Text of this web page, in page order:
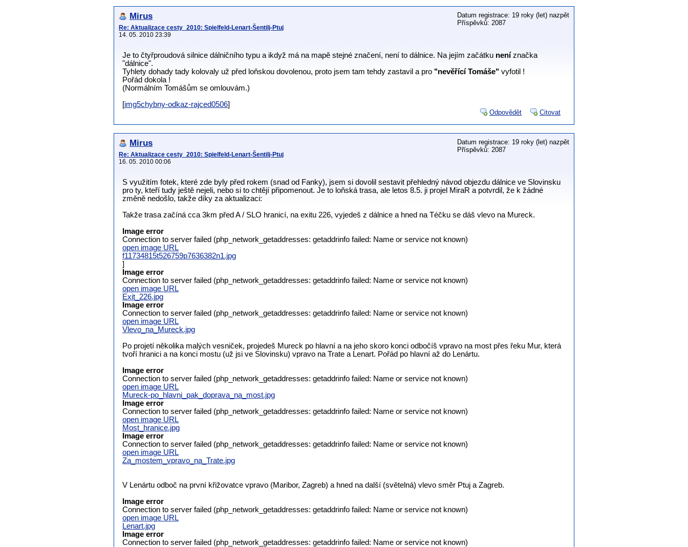
Mirus
Re: Aktualizace cesty_2010: Spielfeld-Lenart-Šentilj-Ptuj
14. 05. 2010 23:39
Datum registrace: 19 roky (let) nazpět
Příspěvků: 2087
Je to čtyřproudová silnice dálničního typu a ikdyž má na mapě stejné značení, není to dálnice. Na jejím začátku není značka
"dálnice".
Tyhlety dohady tady kolovaly už před loňskou dovolenou, proto jsem tam tehdy zastavil a pro "nevěřící Tomáše" vyfotil !
Pořád dokola !
(Normálním Tomášům se omlouvám.)
[img5chybny-odkaz-rajced0506]
Odpovědět Citovat
Mirus
Re: Aktualizace cesty_2010: Spielfeld-Lenart-Šentilj-Ptuj
16. 05. 2010 00:06
Datum registrace: 19 roky (let) nazpět
Příspěvků: 2087
S využitím fotek, které zde byly před rokem (snad od Fanky), jsem si dovolil sestavit přehledný návod objezdu dálnice ve Slovinsku
pro ty, kteří tudy ještě nejeli, nebo si to chtějí připomenout. Je to loňská trasa, ale letos 8.5. ji projel MiraR a potvrdil, že k žádné
změně nedošlo, takže díky za aktualizaci:
Takže trasa začíná cca 3km před A / SLO hranicí, na exitu 226, vyjedeš z dálnice a hned na Téčku se dáš vlevo na Mureck.
Image error
Connection to server failed (php_network_getaddresses: getaddrinfo failed: Name or service not known)
open image URL
f11734815t526759p7636382n1.jpg
]
Image error
Connection to server failed (php_network_getaddresses: getaddrinfo failed: Name or service not known)
open image URL
Exit_226.jpg
Image error
Connection to server failed (php_network_getaddresses: getaddrinfo failed: Name or service not known)
open image URL
Vlevo_na_Mureck.jpg
Po projetí několika malých vesniček, projedeš Mureck po hlavní a na jeho skoro konci odbočíš vpravo na most přes řeku Mur, která
tvoří hranici a na konci mostu (už jsi ve Slovinsku) vpravo na Trate a Lenart. Pořád po hlavní až do Lenártu.
Image error
Connection to server failed (php_network_getaddresses: getaddrinfo failed: Name or service not known)
open image URL
Mureck-po_hlavni_pak_doprava_na_most.jpg
Image error
Connection to server failed (php_network_getaddresses: getaddrinfo failed: Name or service not known)
open image URL
Most_hranice.jpg
Image error
Connection to server failed (php_network_getaddresses: getaddrinfo failed: Name or service not known)
open image URL
Za_mostem_vpravo_na_Trate.jpg
V Lenártu odboč na první křižovatce vpravo (Maribor, Zagreb) a hned na další (světelná) vlevo směr Ptuj a Zagreb.
Image error
Connection to server failed (php_network_getaddresses: getaddrinfo failed: Name or service not known)
open image URL
Lenart.jpg
Image error
Connection to server failed (php_network_getaddresses: getaddrinfo failed: Name or service not known)